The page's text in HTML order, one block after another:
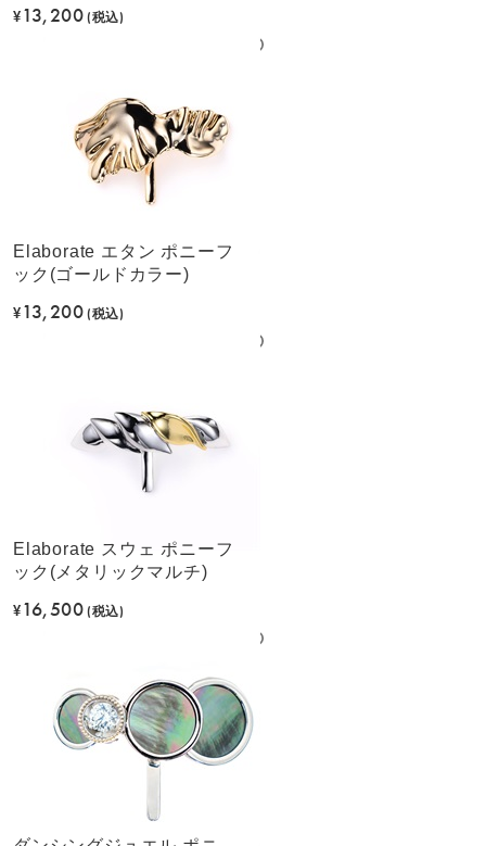
¥ 13,200(税込)
Elaborate エタン ポニーフ
ック(ゴールドカラー)
¥ 13,200(税込)
Elaborate スウェ ポニーフ
ック(メタリックマルチ)
¥ 16,500(税込)